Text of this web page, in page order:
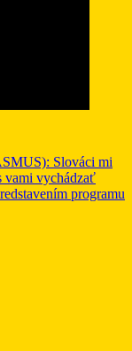
Slováci mi
vami vychádzať
programu